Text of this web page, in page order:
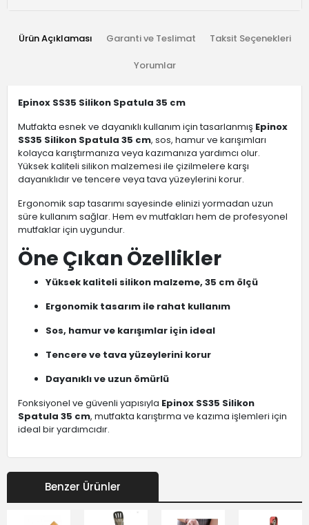
Ürün Açıklaması Garanti ve Teslimat Taksit Seçenekleri
Yorumlar
Epinox SS35 Silikon Spatula 35 cm
Mutfakta esnek ve dayanıklı kullanım için tasarlanmış Epinox
SS35 Silikon Spatula 35 cm, sos, hamur ve karışımları
kolayca karıştırmanıza veya kazımanıza yardımcı olur.
Yüksek kaliteli silikon malzemesi ile çizilmelere karşı
dayanıklıdır ve tencere veya tava yüzeylerini korur.
Ergonomik sap tasarımı sayesinde elinizi yormadan uzun
süre kullanım sağlar. Hem ev mutfakları hem de profesyonel
mutfaklar için uygundur.
Öne Çıkan Özellikler
Yüksek kaliteli silikon malzeme, 35 cm ölçü
Ergonomik tasarım ile rahat kullanım
Sos, hamur ve karışımlar için ideal
Tencere ve tava yüzeylerini korur
Dayanıklı ve uzun ömürlü
Fonksiyonel ve güvenli yapısıyla Epinox SS35 Silikon
Spatula 35 cm, mutfakta karıştırma ve kazıma işlemleri için
ideal bir yardımcıdır.
Benzer Ürünler